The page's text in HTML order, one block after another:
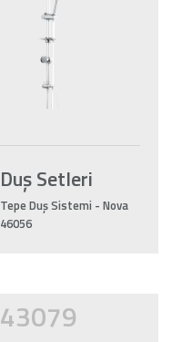
Duş Setleri
Tepe Duş Sistemi - Nova
46056
43079